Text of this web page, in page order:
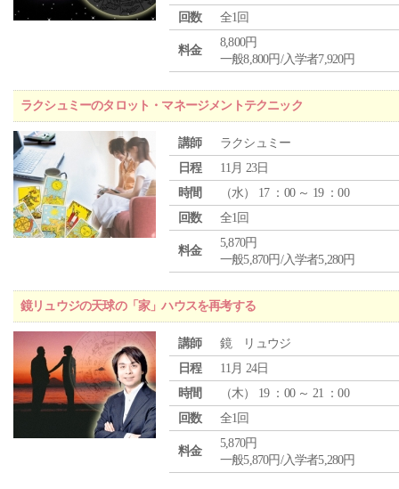
回数
全1回
料金
8,800円
一般8,800円/入学者7,920円
ラクシュミーのタロット・マネージメントテクニック
講師
ラクシュミー
日程
11月 23日
時間
（水） 17 ：00 ～ 19 ：00
回数
全1回
料金
5,870円
一般5,870円/入学者5,280円
鏡リュウジの天球の「家」ハウスを再考する
講師
鏡 リュウジ
日程
11月 24日
時間
（木） 19 ：00 ～ 21 ：00
回数
全1回
料金
5,870円
一般5,870円/入学者5,280円